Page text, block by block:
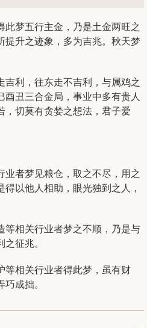
此梦五行主金，乃是土金两旺之
提升之迹象，多为吉兆。秋天梦
吉利，往东走不吉利，与属鸡之
酉丑三合金局，事业中多有贵人
，切莫有贪婪之想法，君子爱
业者梦见粮仓，取之不尽，用之
以他人相助，眼光独到之人，
等相关行业者梦之不顺，乃是与
征兆。
等相关行业者得此梦，虽有财
成拙。